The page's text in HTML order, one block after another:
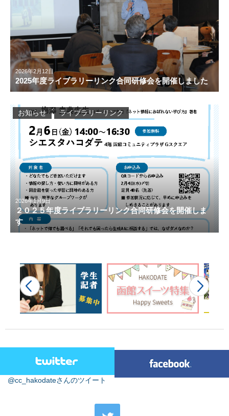
2026年2月12日
2025年度ライブラリーリンク合同研修会を開催しました
2026年1月9日
２０２５年度ライブラリーリンク合同研修会を開催しま
す
お知らせ ライブラリーリンク
@cc_hakodateさんのツイート